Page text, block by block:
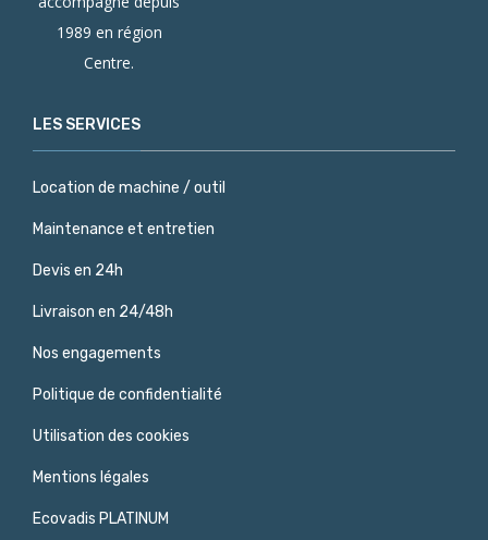
1989 en région
Centre.
LES SERVICES
Location de machine / outil
Maintenance et entretien
Devis en 24h
Livraison en 24/48h
Nos engagements
Politique de confidentialité
Utilisation des cookies
Mentions légales
Ecovadis PLATINUM